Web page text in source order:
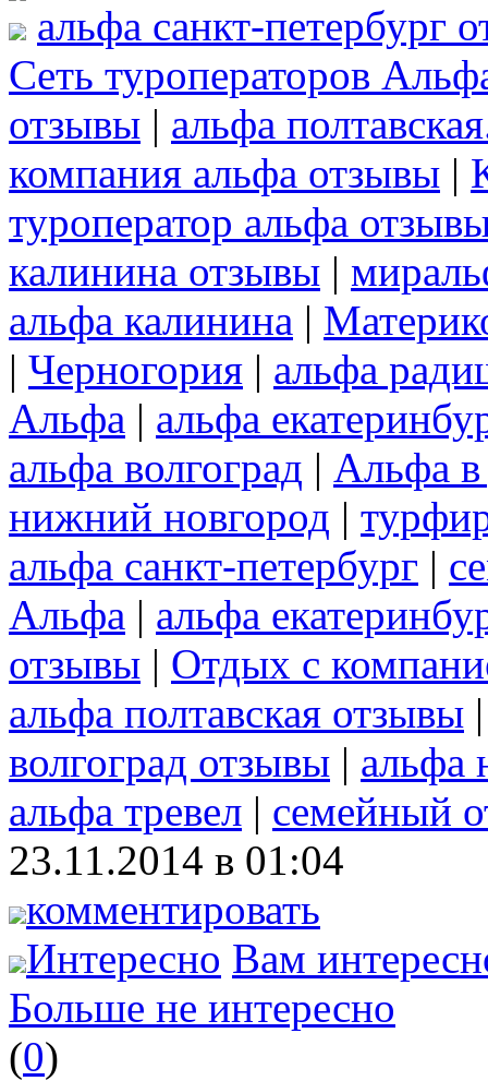
альфа санкт-петербург
Сеть туроператоров
отзывы | альфа
компания альфа отзывы |
туроператор альфа
калинина отзывы |
альфа калинина |
| Черногория | альфа
Альфа | альфа
альфа волгоград | Альфа в
нижний новгород |
альфа санкт-петербург |
Альфа | альфа
отзывы | Отдых с
альфа полтавская отзывы
волгоград отзывы | альфа
альфа тревел | семейный
23.11.2014 в 01:04
комментировать
Интересно Вам
Больше не интересно
(0)